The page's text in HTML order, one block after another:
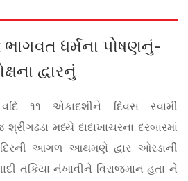
ધર્મના પોષણનું-
દ્વારનું
૧૧ એકાદશીને દિવસ સ્વામી
મધ્યે દાદાખાચરના દરબારમાં
આગળ આથમણે દ્વાર ઓરડાની
તકિયા નંખાવીને વિરાજમાન હતા ને